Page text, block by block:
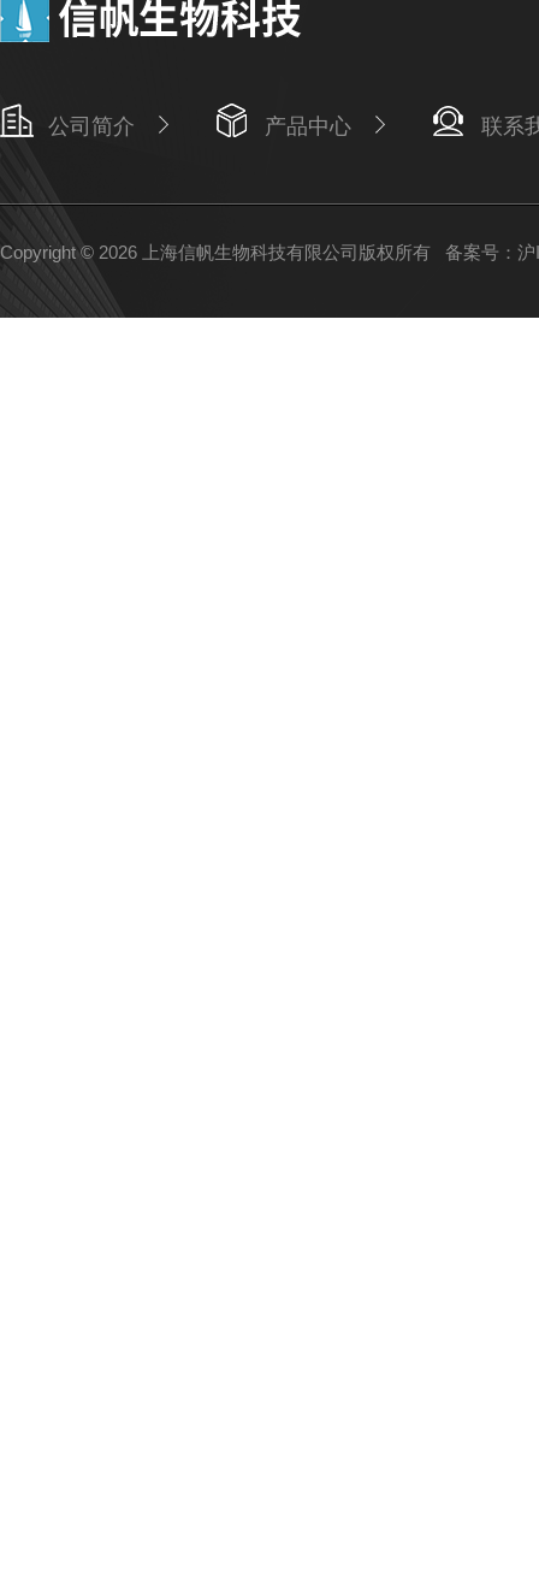
公司简介 产品中心 联系
Copyright © 2026 上海信帆生物科技有限公司版权所有 备案号：